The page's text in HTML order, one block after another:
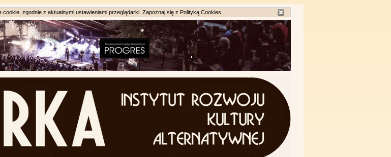
zgodnie z aktualnymi ustawieniami przeglądarki. Zapoznaj się z Polityką Cookies